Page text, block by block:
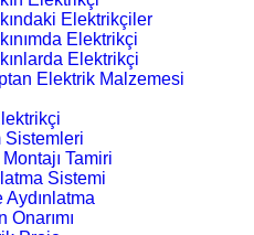
Elektrikçiler
Elektrikçi
Elektrikçi
Elektrik Malzemesi
Sistemleri
Tamiri
Sistemi
Aydınlatma
Onarımı